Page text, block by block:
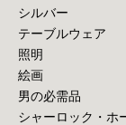
シルバー
テーブルウェア
照明
絵画
男の必需品
シャーロック・ホ